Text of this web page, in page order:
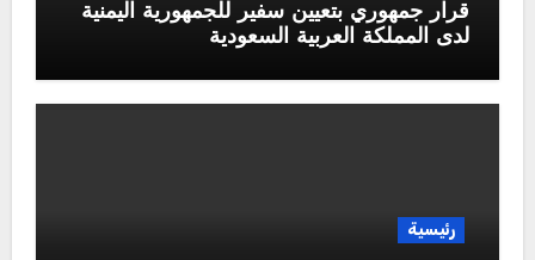
قرار جمهوري بتعيين سفير للجمهورية اليمنية
لدى المملكة العربية السعودية
رئيسية